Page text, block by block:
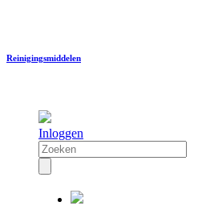
Reinigingsmiddelen
Inloggen